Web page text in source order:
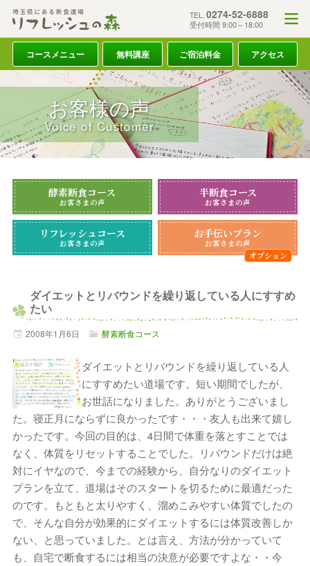
TEL. 0274-52-6888
受付時間 9:00～18:00
コースメニュー 無料講座 ご宿泊料金 アクセス
お客様の声
Voice of Customer
酵素断食コース
お客さまの声
半断食コース
お客さまの声
リフレッシュコース
お客さまの声
お手伝いプラン
お客さまの声
ダイエットとリバウンドを繰り返している人にすすめ
たい
2008年1月6日 酵素断食コース
ダイエットとリバウンドを繰り返している人
にすすめたい道場です。短い期間でしたが、
お世話になりました。ありがとうございまし
た。寝正月にならずに良かったです・・・友人も出来て嬉し
かったです。今回の目的は、4日間で体重を落とすことでは
なく、体質をリセットすることでした。リバウンドだけは絶
対にイヤなので、今までの経験から、自分なりのダイエット
プランを立て、道場はそのスタートを切るために最適だった
のです。もともと太りやすく、溜めこみやすい体質でしたの
で、そんな自分が効果的にダイエットするには体質改善しか
ない、と思っていました。とは言え、方法が分かっていて
も、自宅で断食するには相当の決意が必要ですよな・・今